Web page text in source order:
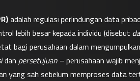
adalah regulasi perlindungan data
lebih besar kepada individu (disebut
bagi perusahaan dalam
dan persetujuan – perusahaan wajib
yang sah sebelum memproses data